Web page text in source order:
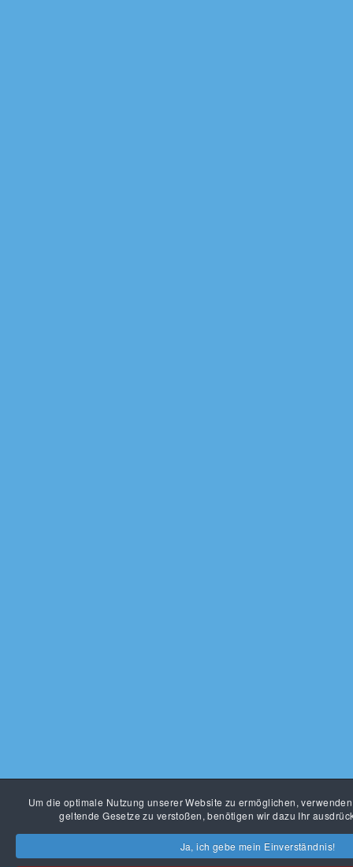
Um die optimale Nutzung unserer Website zu ermöglichen,
geltende Gesetze zu verstoßen, benötigen wir dazu Ihr
Ja, ich gebe mein Einverständnis!